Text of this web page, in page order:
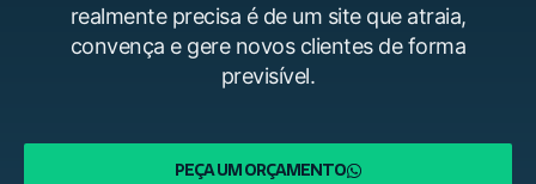
realmente precisa é de um site que atraia,
convença e gere novos clientes de forma
previsível.
PEÇA UM ORÇAMENTO